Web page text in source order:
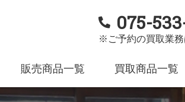
075-
※ご予約の買取業務
販売商品一覧 買取商品一覧